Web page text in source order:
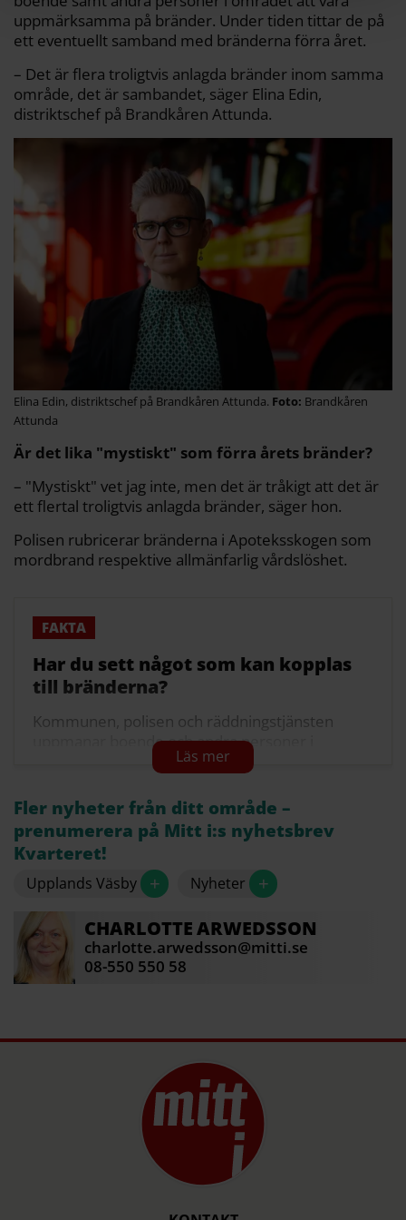
uppmärksamma på bränder. Under tiden tittar de på
ett eventuellt samband med bränderna förra året.
– Det är flera troligtvis anlagda bränder inom samma
område, det är sambandet, säger Elina Edin,
distriktschef på Brandkåren Attunda.
Elina Edin, distriktschef på Brandkåren Attunda.
Brandkåren
Attunda
Är det lika "mystiskt" som förra årets bränder?
– "Mystiskt" vet jag inte, men det är tråkigt att det är
ett flertal troligtvis anlagda bränder, säger hon.
Polisen rubricerar bränderna i Apoteksskogen som
mordbrand respektive allmänfarlig vårdslöshet.
Har du sett något som kan kopplas
till bränderna?
Kommunen, polisen och räddningstjänsten
uppmanar boende och andra personer i
området att vara uppmärksamma och att
kontakta polisens tipstelefon på 114 14 vid
relevant information eller observationer.
Källa: Polisen och Brandkåren Attunda
Fler nyheter från ditt område –
prenumerera på Mitt i:s nyhetsbrev
Kvarteret!
Upplands Väsby + Nyheter +
CHARLOTTEARWEDSSON
charlotte.arwedsson@mitti.se
08-550 550 58